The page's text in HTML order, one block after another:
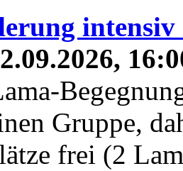
intensiv
Gruppe,
frei (2